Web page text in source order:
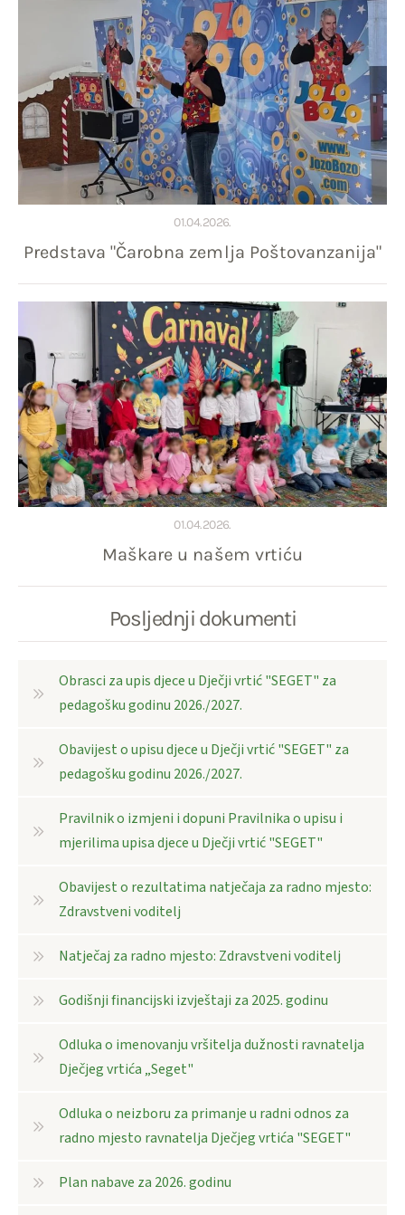
01.04.2026.
Predstava "Čarobna zemlja Poštovanzanija"
01.04.2026.
Maškare u našem vrtiću
Posljednji dokumenti
Obrasci za upis djece u Dječji vrtić "SEGET" za
pedagošku godinu 2026./2027.
Obavijest o upisu djece u Dječji vrtić "SEGET" za
pedagošku godinu 2026./2027.
Pravilnik o izmjeni i dopuni Pravilnika o upisu i
mjerilima upisa djece u Dječji vrtić "SEGET"
Obavijest o rezultatima natječaja za radno mjesto:
Zdravstveni voditelj
Natječaj za radno mjesto: Zdravstveni voditelj
Godišnji financijski izvještaji za 2025. godinu
Odluka o imenovanju vršitelja dužnosti ravnatelja
Dječjeg vrtića „Seget"
Odluka o neizboru za primanje u radni odnos za
radno mjesto ravnatelja Dječjeg vrtića "SEGET"
Plan nabave za 2026. godinu